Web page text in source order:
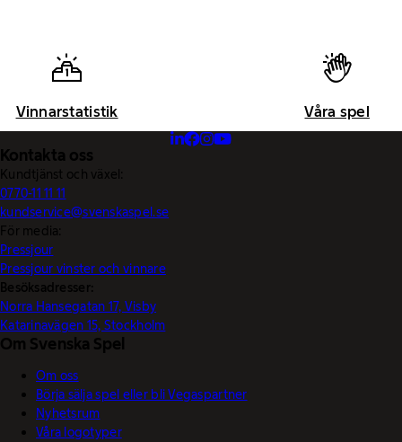
Vinnarstatistik Våra spel
Kontakta oss
Kundtjänst och växel:
0770-11 11 11
kundservice@svenskaspel.se
För media:
Pressjour
Pressjour vinster och vinnare
Besöksadresser:
Norra Hansegatan 17, Visby
Katarinavägen 15, Stockholm
Om Svenska Spel
Om oss
Börja sälja spel eller bli Vegaspartner
Nyhetsrum
Våra logotyper